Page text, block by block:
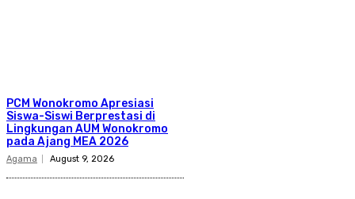
PCM Wonokromo Apresiasi
Siswa-Siswi Berprestasi di
Lingkungan AUM Wonokromo
pada Ajang MEA 2026
Agama August 9, 2026